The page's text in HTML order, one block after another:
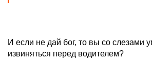
И если не дай бог, то вы со слезами
извиняться перед водителем?